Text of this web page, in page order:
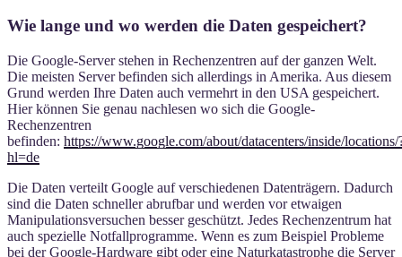
Wie lange und wo werden die Daten gespeichert?
Die Google-Server stehen in Rechenzentren auf der ganzen Welt.
Die meisten Server befinden sich allerdings in Amerika. Aus diesem
Grund werden Ihre Daten auch vermehrt in den USA gespeichert.
Hier können Sie genau nachlesen wo sich die Google-
Rechenzentren
befinden: https://www.google.com/about/datacenters/inside/locations/
hl=de
Die Daten verteilt Google auf verschiedenen Datenträgern. Dadurch
sind die Daten schneller abrufbar und werden vor etwaigen
Manipulationsversuchen besser geschützt. Jedes Rechenzentrum hat
auch spezielle Notfallprogramme. Wenn es zum Beispiel Probleme
bei der Google-Hardware gibt oder eine Naturkatastrophe die Server